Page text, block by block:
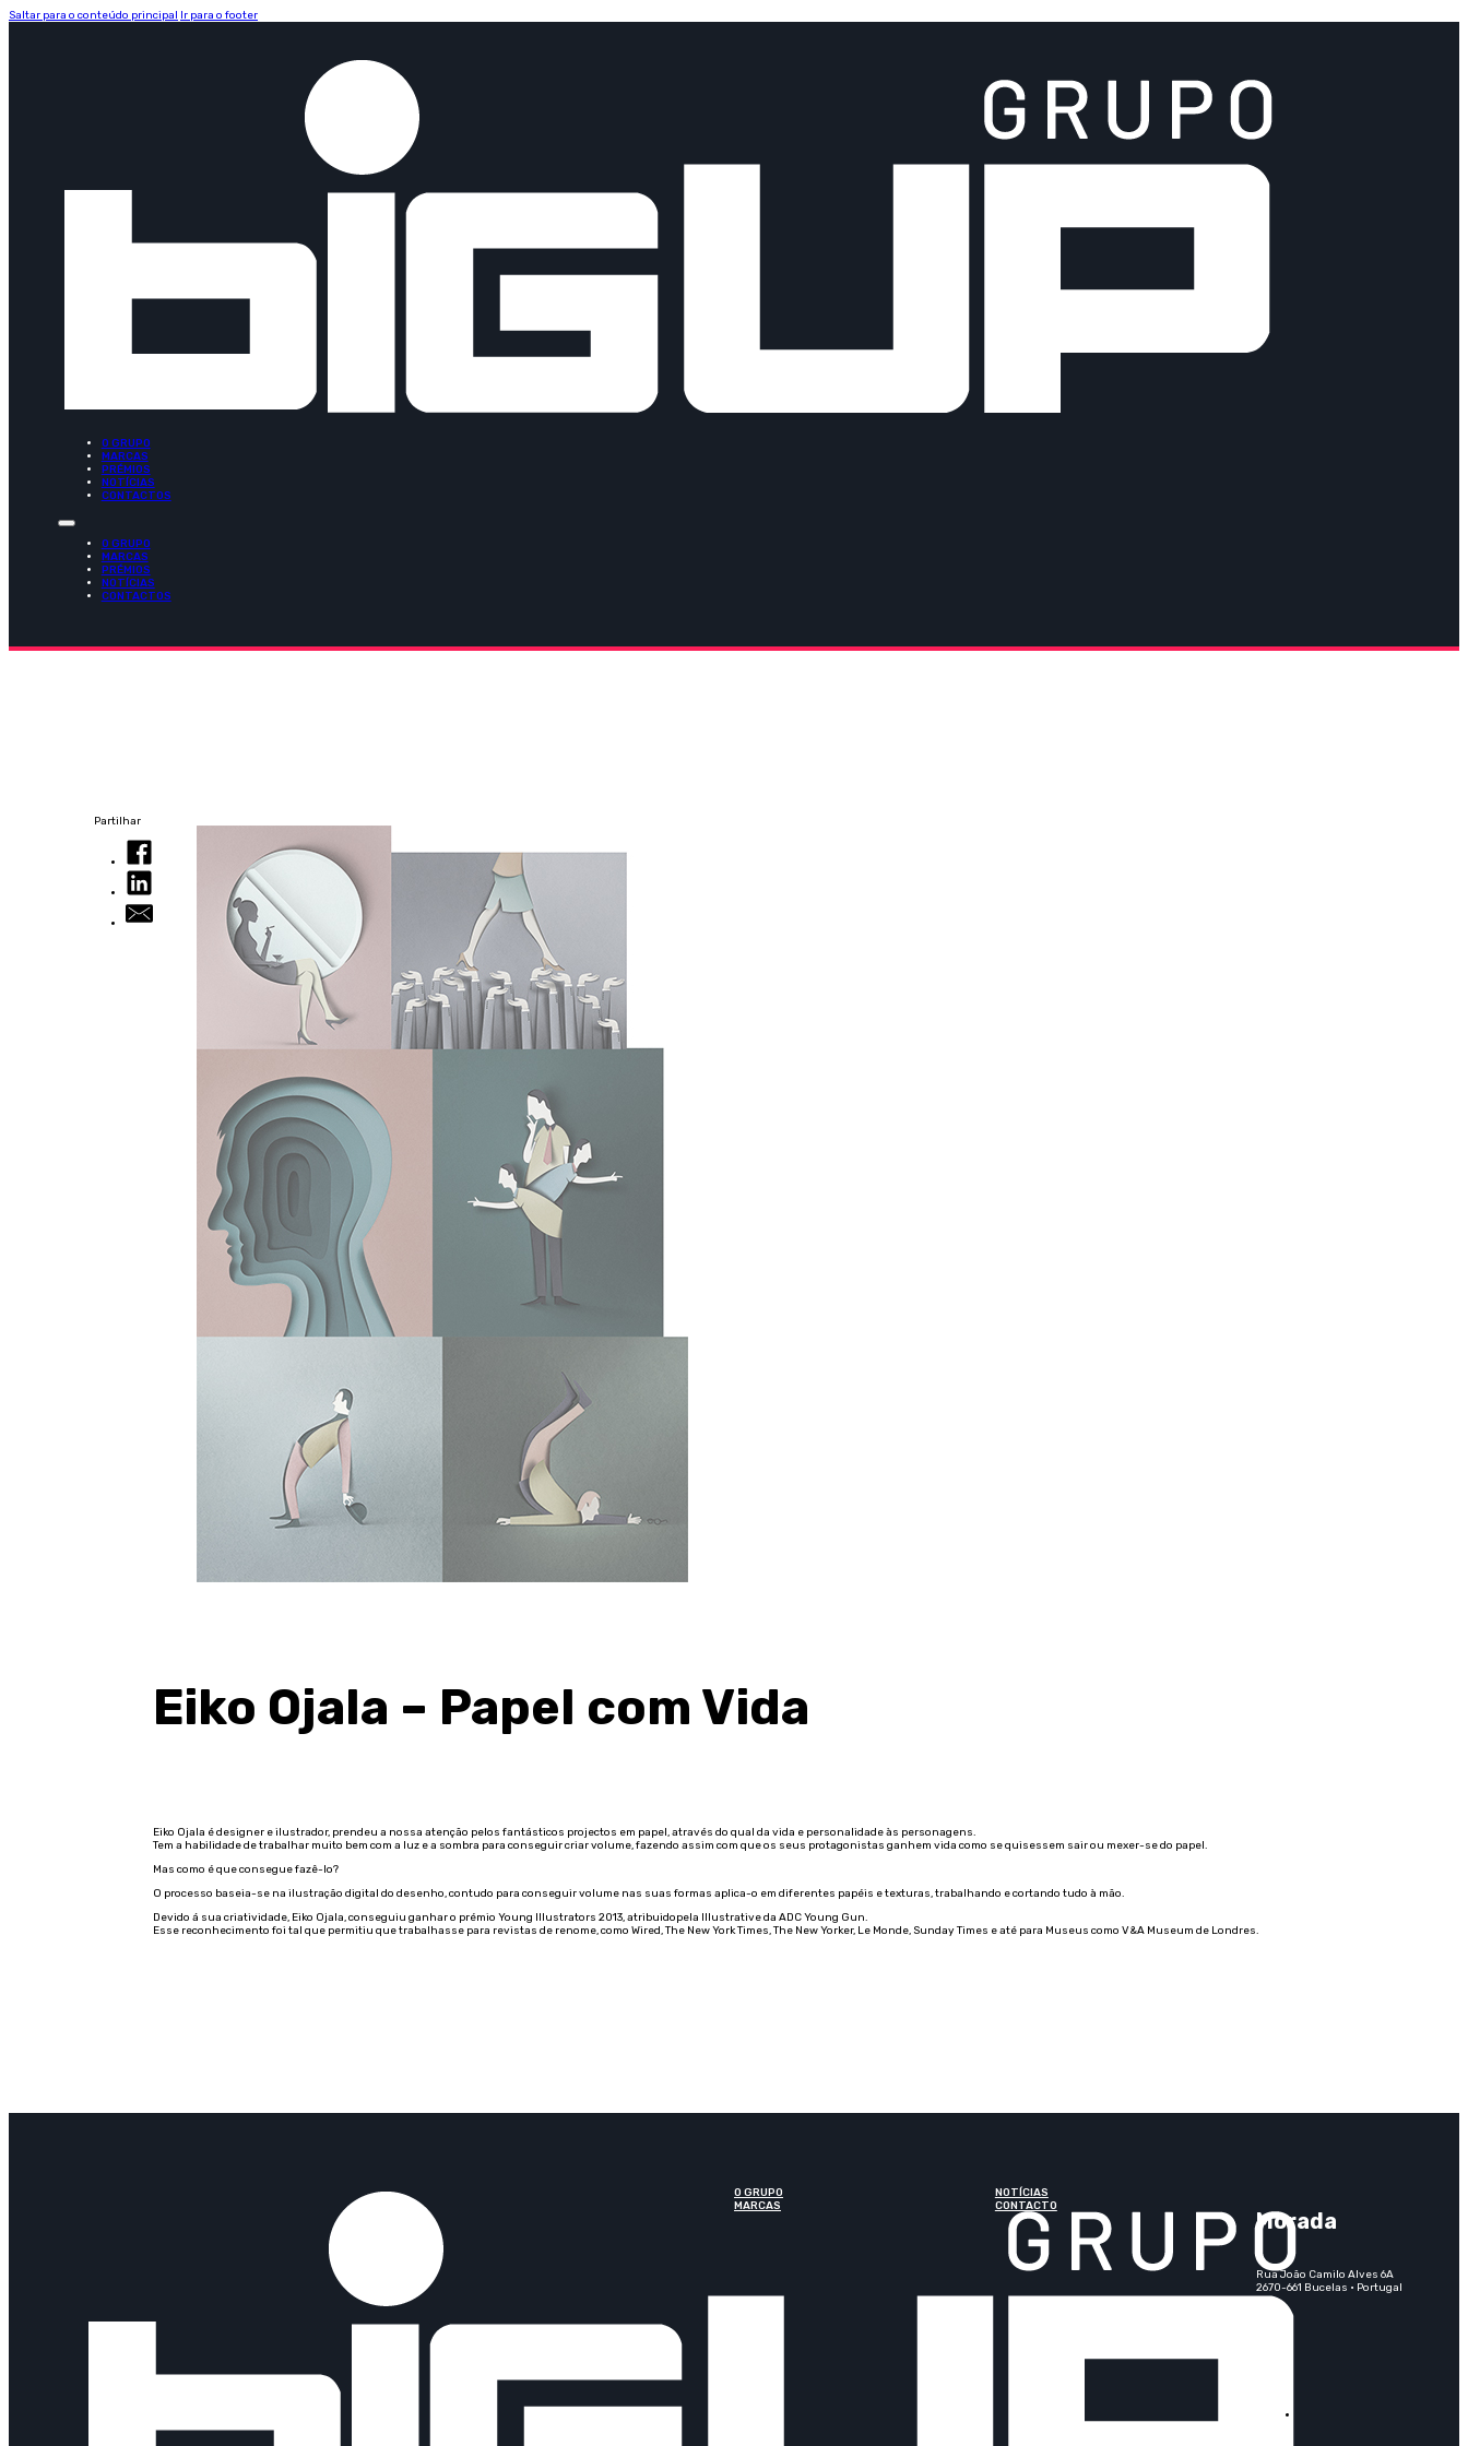
Saltar para o conteúdo principal Ir para o footer
O GRUPO
MARCAS
PRÉMIOS
NOTÍCIAS
CONTACTOS
O GRUPO
MARCAS
PRÉMIOS
NOTÍCIAS
CONTACTOS
Partilhar
Eiko Ojala – Papel com Vida
Eiko Ojala é designer e ilustrador, prendeu a nossa atenção pelos fantásticos projectos em papel, através do qual da vida e personalidade às personagens.
Tem a habilidade de trabalhar muito bem com a luz e a sombra para conseguir criar volume, fazendo assim com que os seus protagonistas ganhem vida como se quisessem sair ou mexer-se do papel.
Mas como é que consegue fazê-lo?
O processo baseia-se na ilustração digital do desenho, contudo para conseguir volume nas suas formas aplica-o em diferentes papéis e texturas, trabalhando e cortando tudo à mão.
Devido á sua criatividade, Eiko Ojala, conseguiu ganhar o prémio Young Illustrators 2013, atribuidopela Illustrative da ADC Young Gun.
Esse reconhecimento foi tal que permitiu que trabalhasse para revistas de renome, como Wired, The New York Times, The New Yorker, Le Monde, Sunday Times e até para Museus como V&A Museum de Londres.
O GRUPO
MARCAS
NOTÍCIAS
CONTACTO
Morada
Rua João Camilo Alves 6A
2670-661 Bucelas · Portugal